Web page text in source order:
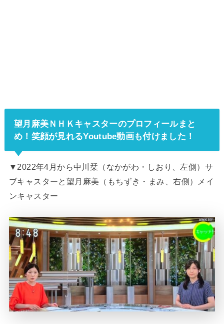
望月麻美ＮＨＫキャスターのプロフィールまと
め！笑顔が見れるYoutube動画も付けました！
▼2022年4月から中川栞（なかがわ・しおり、左側）サ
ブキャスターと望月麻美（もちずき・まみ、右側）メイ
ンキャスター